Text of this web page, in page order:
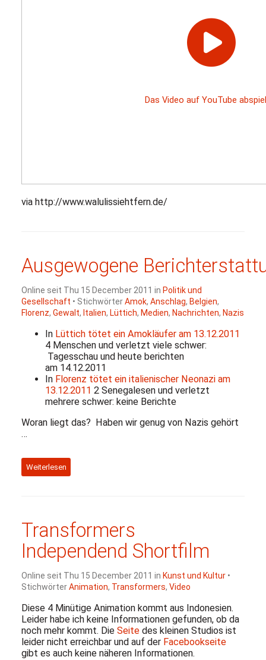
via http://www.walulissiehtfern.de/
Ausgewogene
Online seit Thu 15 December 2011 in Politik und
Gesellschaft • StichwörterAmok, Anschlag, Belgien,
Florenz, Gewalt, Italien, Lüttich, Medien, Nachrichten, Nazis
In Lüttich tötet ein Amokläufer am 13.12.2011
4 Menschen und verletzt viele schwer:
Tagesschau und heute berichten
am 14.12.2011
In Florenz tötet ein italienischer Neonazi am
13.12.2011 2 Senegalesen und verletzt
mehrere schwer: keine Berichte
Woran liegt das? Haben wir genug von Nazis gehört
…
Weiterlesen
Transformers
Independend Shortfilm
Online seit Thu 15 December 2011 in Kunst und Kultur•
StichwörterAnimation, Transformers, Video
Diese 4 Minütige Animation kommt aus Indonesien.
Leider habe ich keine Informationen gefunden, ob da
noch mehr kommt. Die Seitedes kleinen Studios ist
leider nicht erreichbar und auf der Facebookseite
gibt es auch keine näheren Informationen.